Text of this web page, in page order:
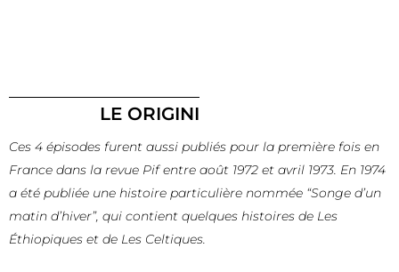
LE ORIGINI
Ces 4 épisodes furent aussi publiés pour la première fois en
France dans la revue Pif entre août 1972 et avril 1973. En 1974
a été publiée une histoire particulière nommée “Songe d’un
matin d’hiver”, qui contient quelques histoires de Les
Éthiopiques et de Les Celtiques.